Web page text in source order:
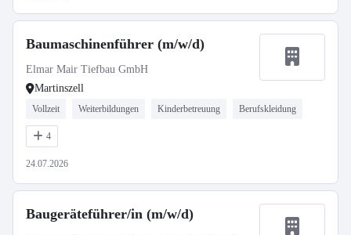
Baumaschinenführer (m/w/d)
Elmar Mair Tiefbau GmbH
Martinszell
Vollzeit Weiterbildungen Kinderbetreuung Berufskleidung
4
24.07.2026
Baugeräteführer/in (m/w/d)